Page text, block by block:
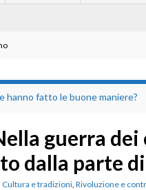
hanno fatto le buone maniere?
guerra
dalla parte
Cultura e tradizioni, Rivoluzione e